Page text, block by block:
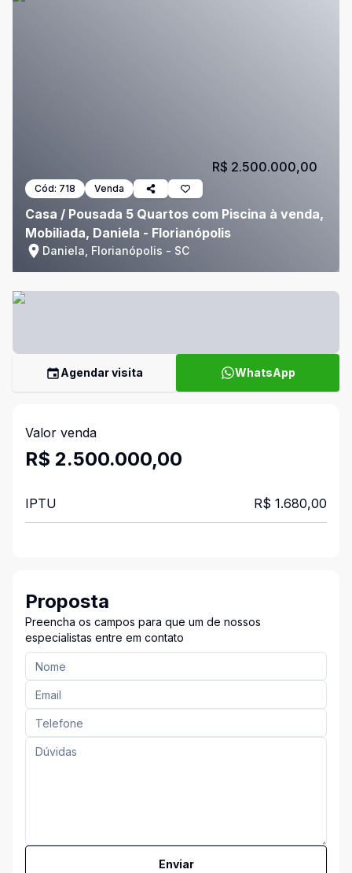
Cód: 718 Venda
Casa / Pousada 5 Quartos com Piscina à venda,
Mobiliada, Daniela - Florianópolis
Daniela, Florianópolis - SC
R$ 2.500.000,00
Agendar visita WhatsApp
Valor venda
R$ 2.500.000,00
IPTU R$ 1.680,00
Proposta
Preencha os campos para que um de nossos
especialistas entre em contato
Enviar